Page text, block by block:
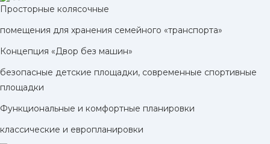
Просторные колясочные
помещения для хранения семейного «транспорта»
Концепция «Двор без машин»
безопасные детские площадки, современные спортивные
площадки
Функциональные и комфортные планировки
классические и европланировки